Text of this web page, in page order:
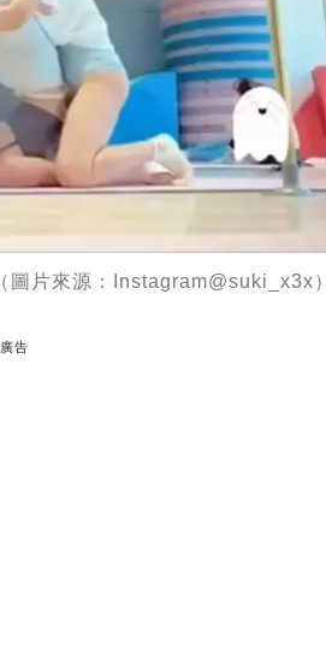
片來源：Instagram@suki_x3x）
廣告